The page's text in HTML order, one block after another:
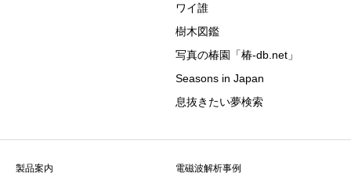
ワイ誰
樹木図鑑
写真の椿園「椿-db.net」
Seasons in Japan
息抜きたい夢検索
製品案内 電磁波解析事例